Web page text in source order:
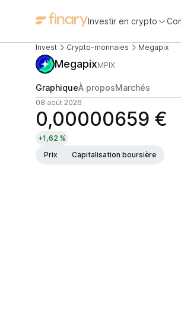
Investir en crypto
Invest Crypto-monnaies Megapix
MegapixMPIX
GraphiqueÀ proposMarchés
08 août 2026
0,00000659 €
+1,62 %
Prix
Capitalisation boursière